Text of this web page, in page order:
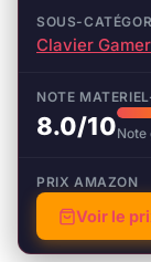
SOUS-
Clavier
NOTE
8.0/10Note
PRIX AMAZON
Voir le